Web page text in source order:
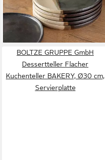
BOLTZE GRUPPE GmbH
Dessertteller Flacher
Kuchenteller BAKERY, Ø30 cm,
Servierplatte